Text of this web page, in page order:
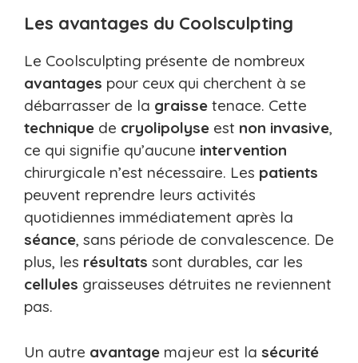
Les avantages du Coolsculpting
Le Coolsculpting présente de nombreux
avantages pour ceux qui cherchent à se
débarrasser de la graisse tenace. Cette
technique de cryolipolyse est non invasive,
ce qui signifie qu’aucune intervention
chirurgicale n’est nécessaire. Les patients
peuvent reprendre leurs activités
quotidiennes immédiatement après la
séance, sans période de convalescence. De
plus, les résultats sont durables, car les
cellules graisseuses détruites ne reviennent
pas.
Un autre avantage majeur est la sécurité